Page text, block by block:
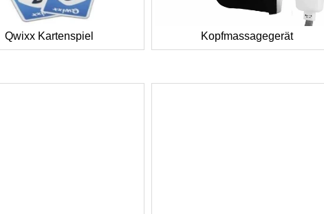
Qwixx Kartenspiel Kopfmassagegerät